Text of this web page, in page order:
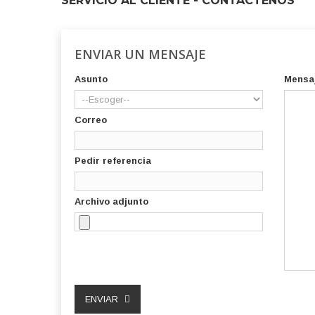
ENVIAR UN MENSAJE
Asunto
Correo
Pedir referencia
Archivo adjunto
ENVIAR